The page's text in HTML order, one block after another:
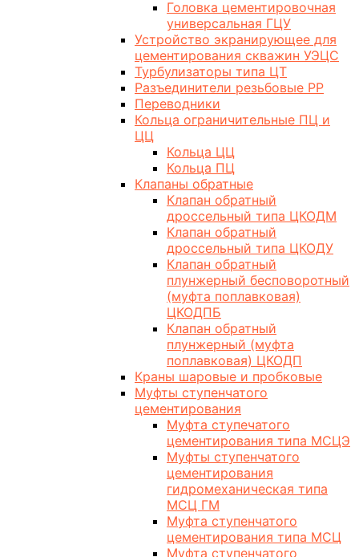
Головка цементировочная
универсальная ГЦУ
Устройство экранирующее для
цементирования скважин УЭЦС
Турбулизаторы типа ЦТ
Разъединители резьбовые РР
Переводники
Кольца ограничительные ПЦ и
ЦЦ
Кольца ЦЦ
Кольца ПЦ
Клапаны обратные
Клапан обратный
дроссельный типа ЦКОДМ
Клапан обратный
дроссельный типа ЦКОДУ
Клапан обратный
плунжерный бесповоротный
(муфта поплавковая)
ЦКОДПБ
Клапан обратный
плунжерный (муфта
поплавковая) ЦКОДП
Краны шаровые и пробковые
Муфты ступенчатого
цементирования
Муфта ступечатого
цементирования типа МСЦЭ
Муфты ступенчатого
цементирования
гидромеханическая типа
МСЦ ГМ
Муфта ступенчатого
цементирования типа МСЦ
Муфта ступенчатого